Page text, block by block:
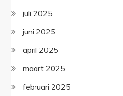
juli 2025
juni 2025
april 2025
maart 2025
februari 2025